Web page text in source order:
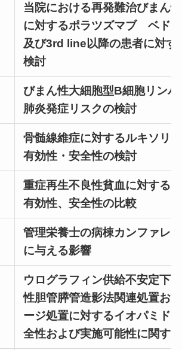
当院における再発難治びまん
に対するポラツズマブ ベド
及び3rd line以降の患者に対す
検討
びまん性大細胞型B細胞リン
肺炎発症リスクの検討
骨髄線維症に対するルキソリ
有効性・安全性の検討
重症再生不良性貧血に対する
有効性、安全性の比較
管理栄養士の病棟カンファレ
に与える影響
ウログラフィン供給不安定下
性胆管膵管造影法関連処置お
ージ処置に対するイオパミド
全性および実施可能性に関す